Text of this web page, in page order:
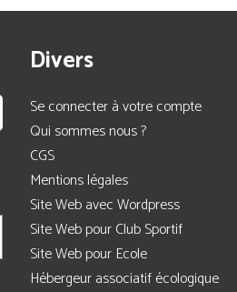
Divers
Se connecter à votre compte
Qui sommes nous ?
CGS
Mentions légales
Site Web avec Wordpress
Site Web pour Club Sportif
Site Web pour Ecole
Hébergeur associatif écologique